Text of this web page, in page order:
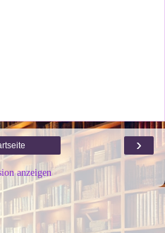
›
anzeigen